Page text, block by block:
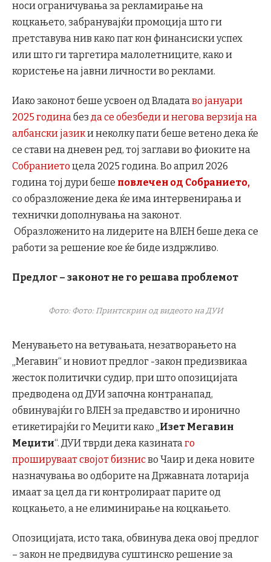
носи ограничувања за рекламирање на
коцкањето, забранувајќи промоција што ги
претставува нив како пат кон финансиски успех
или што ги таргетира малолетниците, како и
користење на јавни личности во реклами.
Иако законот беше усвоен од Владатаво јануари
2025 годинабез да се обезбеди и негова верзија на
албански јазики неколку пати беше ветено дека ќе
се стави на дневен ред, тој заглави во фиоките на
Собранието цела 2025 година. Во април 2026
година тој дури беше повлечен од Собранието,
со образложение дека ќе има интервенирања и
технички дополнувања на законот.
Образложенито на лидерите на ВЛЕН беше дека се
работи за решение кое ќе биде издржливо.
Предлог – законот не го решава проблемот
Фото: Фото: Принтскрин од видеото на ДУИ
Менувањето на ветувањата, незатворањето на
„Мегавин“ и новиот предлог -закон предизвикаа
жесток политички судир, при што опозицијата
предводена од ДУИ започна контранапад,
обвинувајќи го ВЛЕН за предавство и иронично
етикетирајќи го Меџити како „Изет Мегавин
Меџити“. ДУИ тврди дека казинатаго
прошируваат својот бизнисво Чаир и дека новите
назначувања во одборите на Државната лотарија
имаат за цел да ги контролираат парите од
коцкањето, а не елиминирање на коцкањето.
Опозицијата, исто така, обвинува дека овој предлог
– закон не предвидува суштинско решение за